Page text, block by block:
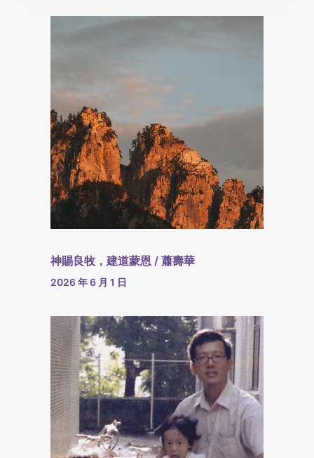
神賜良牧，建道蒙恩 / 蕭壽華
2026 年 6 月 1 日